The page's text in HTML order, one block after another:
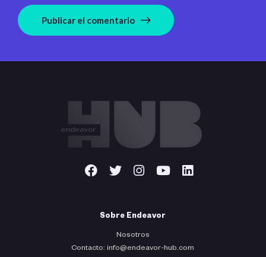
Publicar el comentario
Sobre Endeavor
Nosotros
Contacto: info@endeavor-hub.com